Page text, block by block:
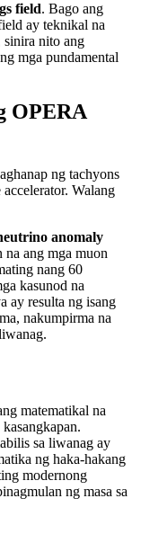
field. Bago ang
ay teknikal na
sinira nito ang
mga pundamental
OPERA
ng tachyons
Walang
anomaly
ang mga muon
nang 60
kasunod na
ay resulta ng isang
nakumpirma na
matematikal na
sa liwanag ay
ng haka-hakang
modernong
ng masa sa